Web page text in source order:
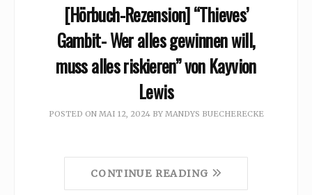
[Hörbuch-Rezension] “Thieves’
Gambit- Wer alles gewinnen will,
muss alles riskieren” von Kayvion
Lewis
POSTED ON MAI 12, 2024BY MANDYS BUECHERECKE
CONTINUE READING